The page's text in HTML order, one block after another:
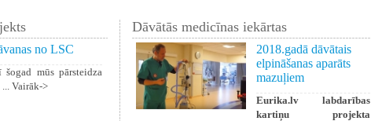
no LSC
šogad mūs pārsteidza
...Vairāk->
Dāvātās medicīnas iekārtas
2018.gadā dāvātais
elpināšanas aparāts
mazuļiem
Eurika.lv labdarības
kartiņu projekta